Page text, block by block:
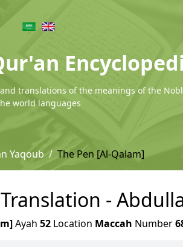
translations of the meanings of the
world languages
Yaqoub The Pen [Al-Qalam]
-
Ayah 52 Location Maccah Number